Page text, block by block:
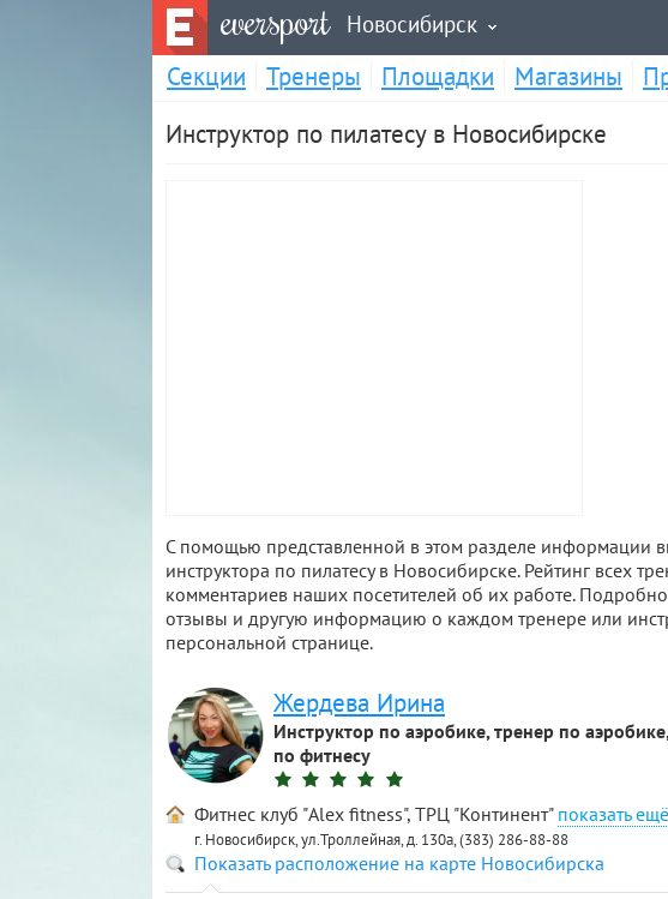
eversport Новосибирск
Секции Тренеры Площадки Магазины
Инструктор по пилатесу в Новосибирске
С помощью представленной в этом разделе информации
инструктора по пилатесу в Новосибирске. Рейтинг всех
комментариев наших посетителей об их работе.
отзывы и другую информацию о каждом тренере или
персональной странице.
Жердева Ирина
Инструктор по аэробике, тренер по
по фитнесу
Фитнес клуб "Alex fitness", ТРЦ "Континент"
г. Новосибирск, ул.Троллейная, д. 130а, (383) 286-88-88
Показать расположение на карте Новосибирска